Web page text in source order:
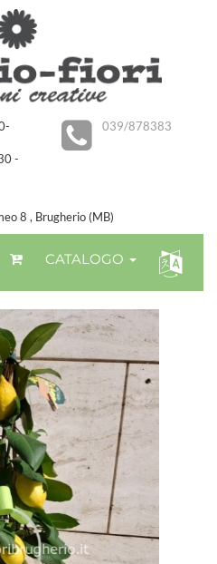
-
039/878383
8 , Brugherio (MB)
CATALOGO